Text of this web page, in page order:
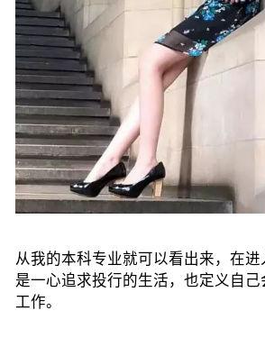
从我的本科专业就可以看出来，在
是一心追求投行的生活，也定义自
工作。